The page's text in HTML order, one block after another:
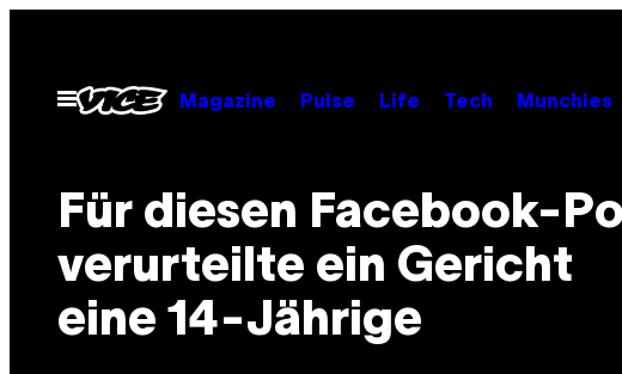
contentOpen
Menu
Magazine Pulse Life Tech Munchies
​Für diesen Facebook-
verurteilte ein Gericht
eine 14-Jährige